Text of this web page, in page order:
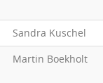
Sandra Kuschel
Martin Boekholt